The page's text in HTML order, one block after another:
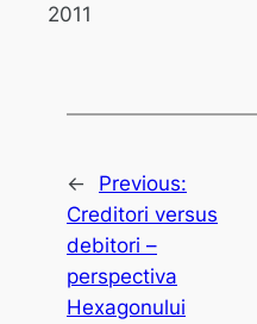
2011
←
Previous:
Creditori versus
debitori –
perspectiva
Hexagonului